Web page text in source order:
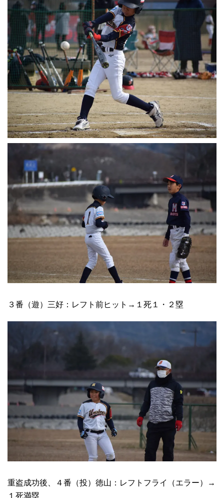
３番（遊）三好：レフト前ヒット→１死１・２塁
重盗成功後、４番（投）徳山：レフトフライ（エラー）→
１死満塁